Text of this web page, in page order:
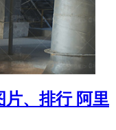
片、排行 阿里